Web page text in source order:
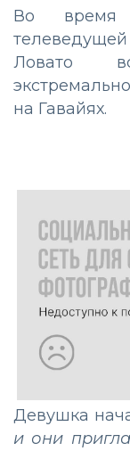
Во время
Ловато
на Гавайях.
Девушка
и они